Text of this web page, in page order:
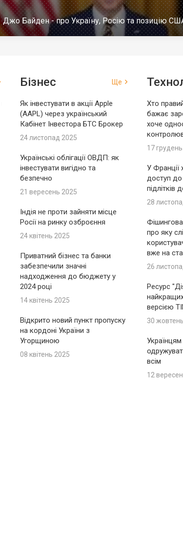
Джо Байден - про Україну, Росію та позицію
Бізнес Ще
Як інвестувати в акції Apple
(AAPL) через український
Кабінет Інвестора БТС Брокер
24 листопад 2025
Українські облігації ОВДП: як
інвестувати вигідно та
безпечно
21 вересень 2025
Індія не проти зайняти місце
Росії на ринку озброєння
24 квітень 2025
Приватний бізнес та банки
забезпечили значні
надходження до бюджету у
2024 році
14 квітень 2025
Відкрито новий пункт пропуску
на кордоні України з
Угорщиною
08 квітень 2025
Хто
бажає
хоче
17
У Франції
доступ
підлітків
28
про яку
вже на
26
Ресурс
найкращих
версією
30
всім
12